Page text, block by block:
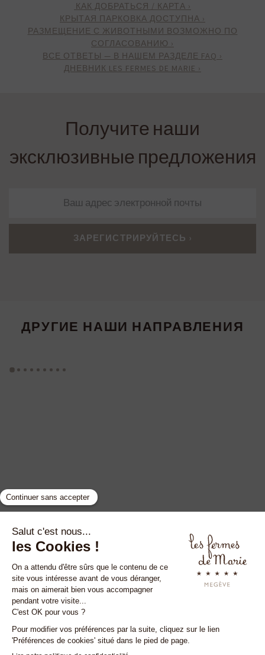
Получите наши
эксклюзивные предложения
КАК ДОБРАТЬСЯ / КАРТА ›
КРЫТАЯ ПАРКОВКА ДОСТУПНА ›
РАЗМЕЩЕНИЕ С ЖИВОТНЫМИ ВОЗМОЖНО ПО
СОГЛАСОВАНИЮ ›
ВСЕ ОТВЕТЫ — В НАШЕМ РАЗДЕЛЕ FAQ ›
ДНЕВНИК LES FERMES DE MARIE ›
ДРУГИЕ НАШИ НАПРАВЛЕНИЯ
GYP SEA HOTEL
SAINT BARTH - FRENCH WEST INDIES
LA BASTIDE DE MARIE
MÉNERBES - PROVENCE
Межев•Менербес•Сен-Тропе•Сен-Барт